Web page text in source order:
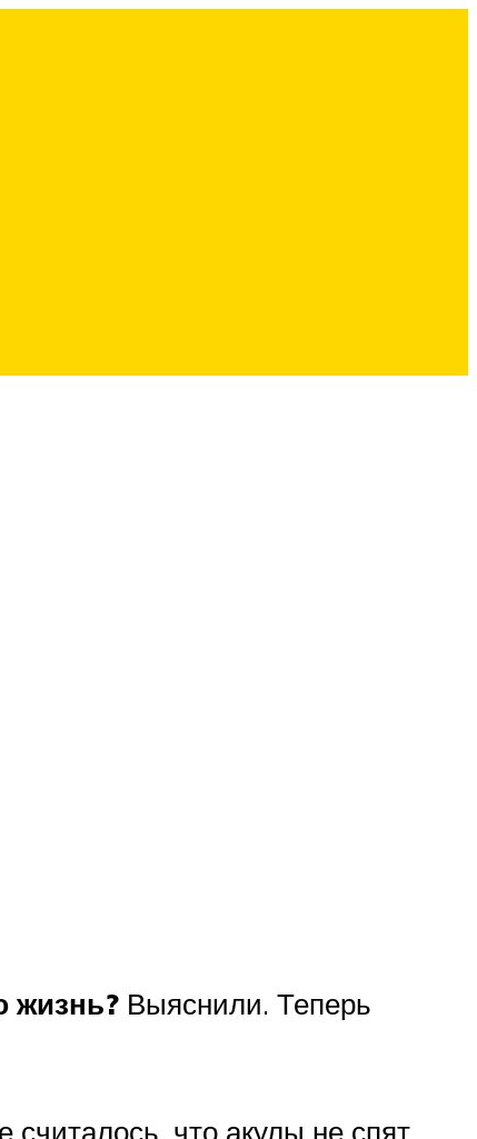
жизнь? Выяснили. Теперь
что акулы не спят